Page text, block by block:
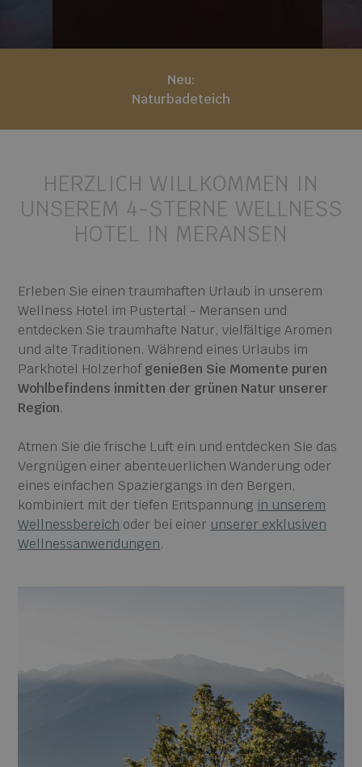
Neu:
Naturbadeteich
HERZLICH WILLKOMMEN IN
UNSEREM 4-STERNE WELLNESS
HOTEL IN MERANSEN
Erleben Sie einen traumhaften Urlaub in unserem
Wellness Hotel im Pustertal - Meransen und
entdecken Sie traumhafte Natur, vielfältige Aromen
und alte Traditionen. Während eines Urlaubs im
Parkhotel Holzerhofgenießen Sie Momente puren
Wohlbefindens inmitten der grünen Natur unserer
Region.
Atmen Sie die frische Luft ein und entdecken Sie das
Vergnügen einer abenteuerlichen Wanderung oder
eines einfachen Spaziergangs in den Bergen,
kombiniert mit der tiefen Entspannung in unserem
Wellnessbereich oder bei einer unserer exklusiven
Wellnessanwendungen.